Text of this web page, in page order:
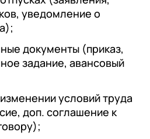
уведомление о
документы (приказ,
задание, авансовый
условий труда
доп. соглашение к